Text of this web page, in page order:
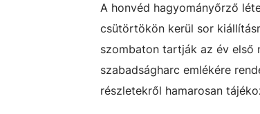
A honvéd hagyományőrző
csütörtökön kerül sor
szombaton tartják az év első
szabadságharc emlékére
részletekről hamarosan